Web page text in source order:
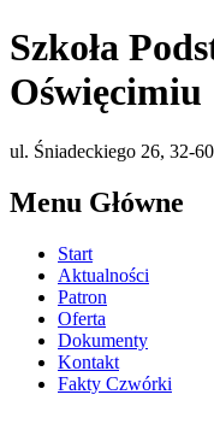
Szkoła
Oświęcimiu
ul. Śniadeckiego 26, 32-
Menu Główne
Start
Aktualności
Patron
Oferta
Dokumenty
Kontakt
Fakty Czwórki